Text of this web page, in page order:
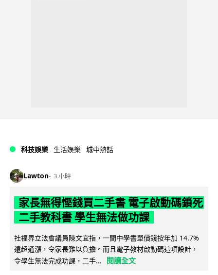
科技娛樂 生活娛樂 城中熱話
Lawton 3 小時
家長無得慳錢買二手書 電子啟動碼鎖死
二手教科書 學生無法做功課
社福界立法會議員陳文宜指，一間中學書單價錢按年加 14.7%
遠超通漲，令家長難以負擔。而且電子教材啟動碼這項設計，
令學生無法完成功課，二手...
閱讀全文